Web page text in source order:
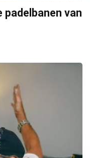
padelbanen van